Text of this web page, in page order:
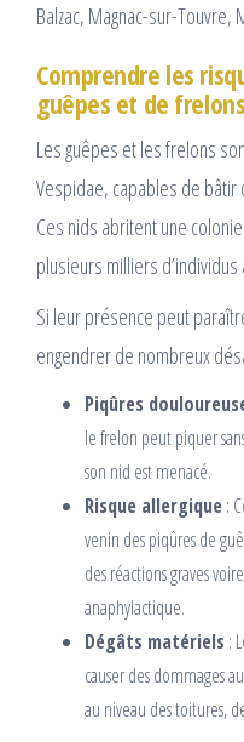
Balzac, Magnac-sur-Touvre,
Comprendre les
guêpes et de frelons
Les guêpes et les frelons
Vespidae, capables de
Ces nids abritent une
plusieurs milliers
Si leur présence peut
engendrer de nombreux
Piqûres
le frelon peut piquer
son nid est menacé.
Risque allergique :
venin des piqûres de
des réactions graves
anaphylactique.
Dégâts matériels :
causer des dommages
au niveau des toitures,